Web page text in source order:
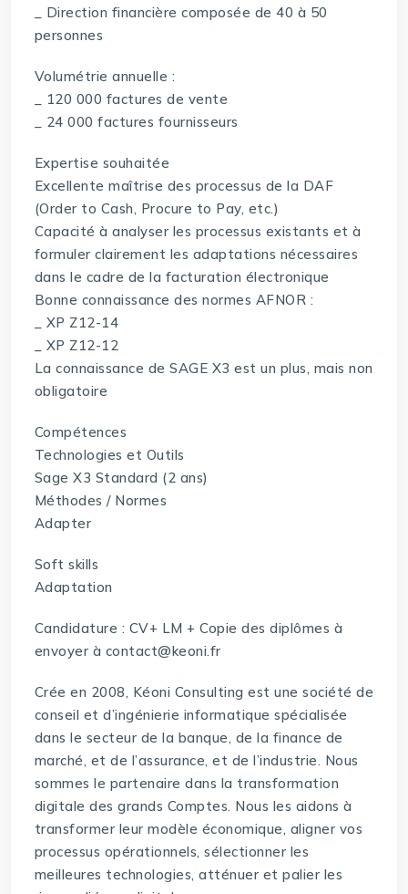
_ Direction financière composée de 40 à 50
personnes
Volumétrie annuelle :
_ 120 000 factures de vente
_ 24 000 factures fournisseurs
Expertise souhaitée
Excellente maîtrise des processus de la DAF
(Order to Cash, Procure to Pay, etc.)
Capacité à analyser les processus existants et à
formuler clairement les adaptations nécessaires
dans le cadre de la facturation électronique
Bonne connaissance des normes AFNOR :
_ XP Z12-14
_ XP Z12-12
La connaissance de SAGE X3 est un plus, mais non
obligatoire
Compétences
Technologies et Outils
Sage X3 Standard (2 ans)
Méthodes / Normes
Adapter
Soft skills
Adaptation
Candidature : CV+ LM + Copie des diplômes à
envoyer à contact@keoni.fr
Crée en 2008, Kéoni Consulting est une société de
conseil et d’ingénierie informatique spécialisée
dans le secteur de la banque, de la finance de
marché, et de l’assurance, et de l’industrie. Nous
sommes le partenaire dans la transformation
digitale des grands Comptes. Nous les aidons à
transformer leur modèle économique, aligner vos
processus opérationnels, sélectionner les
meilleures technologies, atténuer et palier les